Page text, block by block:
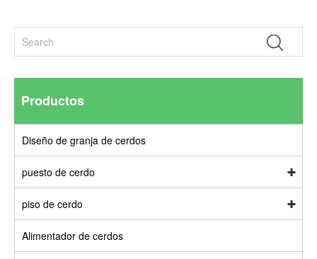
Productos
Diseño de granja de cerdos
puesto de cerdo
piso de cerdo
Alimentador de cerdos